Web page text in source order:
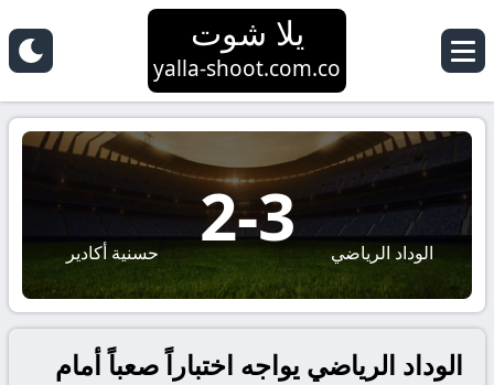
يلا شوت
yalla-shoot.com.co
الوداد الرياضي 3
-
2 حسنية أكادير
الوداد الرياضي يواجه اختباراً صعباً أمام